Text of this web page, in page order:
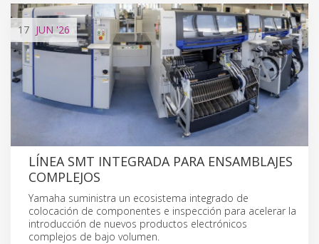
17 JUN '26
LÍNEA SMT INTEGRADA PARA ENSAMBLAJES
COMPLEJOS
Yamaha suministra un ecosistema integrado de
colocación de componentes e inspección para acelerar la
introducción de nuevos productos electrónicos
complejos de bajo volumen.